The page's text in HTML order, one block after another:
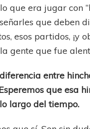
que era jugar con
que deben
esos partidos, ¡y
gente que fue
entre
que esa
largo del tiempo.